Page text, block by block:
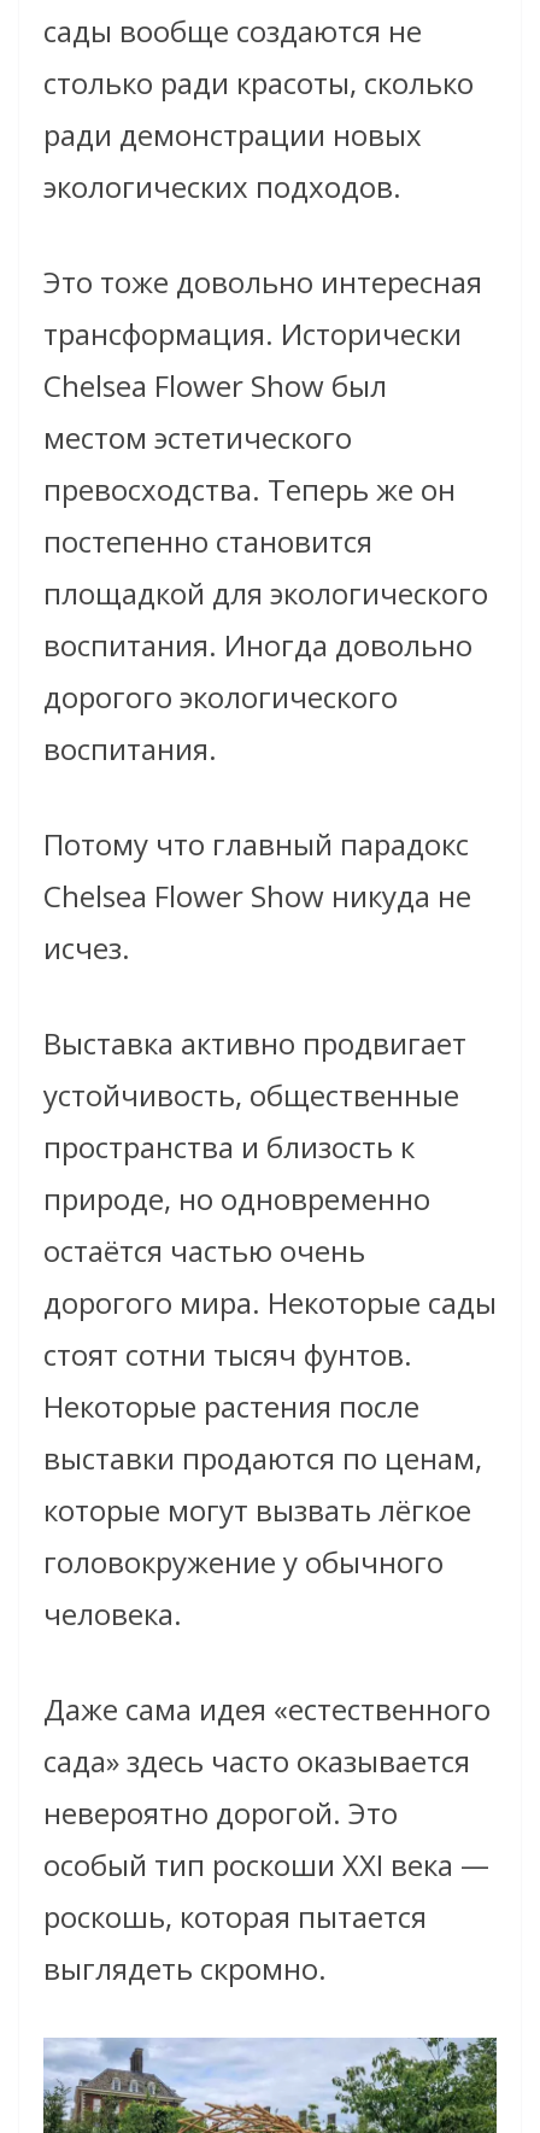
сады вообще создаются не
столько ради красоты, сколько
ради демонстрации новых
экологических подходов.
Это тоже довольно интересная
трансформация. Исторически
Chelsea Flower Show был
местом эстетического
превосходства. Теперь же он
постепенно становится
площадкой для экологического
воспитания. Иногда довольно
дорогого экологического
воспитания.
Потому что главный парадокс
Chelsea Flower Show никуда не
исчез.
Выставка активно продвигает
устойчивость, общественные
пространства и близость к
природе, но одновременно
остаётся частью очень
дорогого мира. Некоторые сады
стоят сотни тысяч фунтов.
Некоторые растения после
выставки продаются по ценам,
которые могут вызвать лёгкое
головокружение у обычного
человека.
Даже сама идея «естественного
сада» здесь часто оказывается
невероятно дорогой. Это
особый тип роскоши XXI века —
роскошь, которая пытается
выглядеть скромно.